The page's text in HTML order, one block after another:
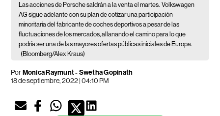
Las acciones de Porsche saldrán a la venta el martes. Volkswagen
AG sigue adelante con su plan de cotizar una participación
minoritaria del fabricante de coches deportivos a pesar de las
fluctuaciones de los mercados, allanando el camino para lo que
podría ser una de las mayores ofertas públicas iniciales de Europa.
(Bloomberg/Alex Kraus)
PorMonica Raymunt - Swetha Gopinath
18 de septiembre, 2022 | 04:10 PM